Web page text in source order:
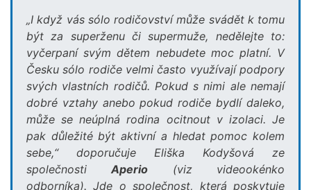
„I když vás sólo rodičovství může svádět k tomu
být za superženu či supermuže, nedělejte to:
vyčerpaní svým dětem nebudete moc platní. V
Česku sólo rodiče velmi často využívají podpory
svých vlastních rodičů. Pokud s nimi ale nemají
dobré vztahy anebo pokud rodiče bydlí daleko,
může se neúplná rodina ocitnout v izolaci. Je
pak důležité být aktivní a hledat pomoc kolem
sebe,“ doporučuje Eliška Kodyšová ze
společnostiAperio (viz videookénko
odborníka). Jde o společnost, která poskytuje